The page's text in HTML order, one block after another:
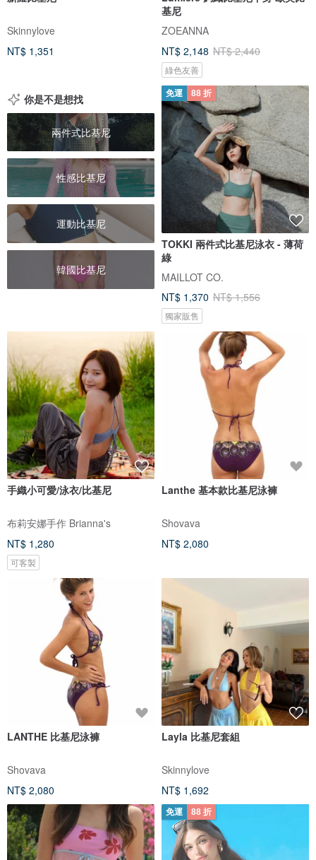
Skinnylove
NT$ 1,351
基尼
ZOEANNA
NT$ 2,148 NT$ 2,440
綠色友善
你是不是想找
兩件式比基尼
性感比基尼
運動比基尼
韓國比基尼
免運 88 折
TOKKI 兩件式比基尼泳衣 - 薄荷
綠
MAILLOT CO.
NT$ 1,370 NT$ 1,556
獨家販售
手織小可愛/泳衣/比基尼
布莉安娜手作 Brianna's
NT$ 1,280
可客製
Lanthe 基本款比基尼泳褲
Shovava
NT$ 2,080
LANTHE 比基尼泳褲
Shovava
NT$ 2,080
Layla 比基尼套組
Skinnylove
NT$ 1,692
免運 88 折